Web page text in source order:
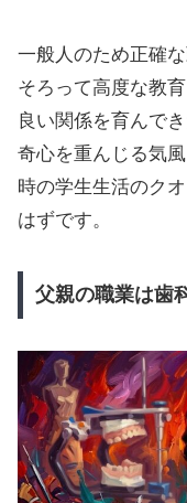
一般人のため正確
そろって高度な教
良い関係を育んで
奇心を重んじる気
時の学生生活のク
はずです。
父親の職業は歯